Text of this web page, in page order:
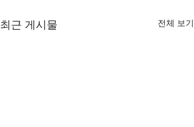
최근 게시물 전체 보기